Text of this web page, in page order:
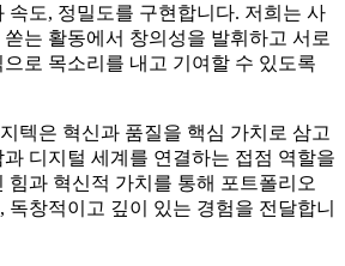
속도, 정밀도를 구현합니다. 저희는 사
는 활동에서 창의성을 발휘하고 서로
로 목소리를 내고 기여할 수 있도록
텍은 혁신과 품질을 핵심 가치로 삼고
디지털 세계를 연결하는 접점 역할을
힘과 혁신적 가치를 통해 포트폴리오
독창적이고 깊이 있는 경험을 전달합니